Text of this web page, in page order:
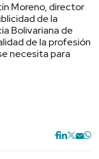
Moreno, director
de la
Bolivariana de
de la profesión
necesita para